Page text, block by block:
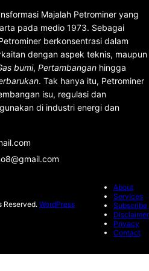
Majalah Petrominer yang
pada medio 1973. Sebagai
berkonsentrasi dalam
dengan aspek teknis, maupun
bumi, Pertambangan hingga
. Tak hanya itu, Petrominer
isu, regulasi dan
di industri energi dan
Reserved.WordPress
About
Services
Subscribe
Disclaimer
Privacy
Contact